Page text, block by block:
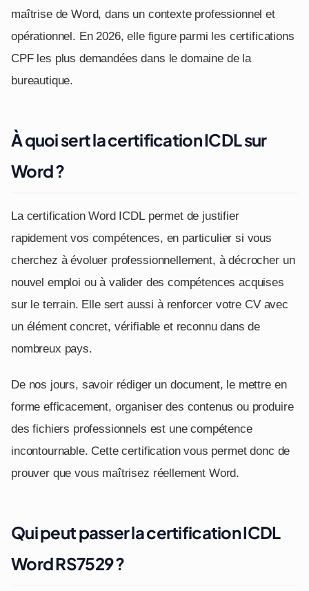
maîtrise de Word, dans un contexte professionnel et
opérationnel. En 2026, elle figure parmi les certifications
CPF les plus demandées dans le domaine de la
bureautique.
À quoi sert la certification ICDL sur
Word ?
La certification Word ICDL permet de justifier
rapidement vos compétences, en particulier si vous
cherchez à évoluer professionnellement, à décrocher un
nouvel emploi ou à valider des compétences acquises
sur le terrain. Elle sert aussi à renforcer votre CV avec
un élément concret, vérifiable et reconnu dans de
nombreux pays.
De nos jours, savoir rédiger un document, le mettre en
forme efficacement, organiser des contenus ou produire
des fichiers professionnels est une compétence
incontournable. Cette certification vous permet donc de
prouver que vous maîtrisez réellement Word.
Qui peut passer la certification ICDL
Word RS7529 ?